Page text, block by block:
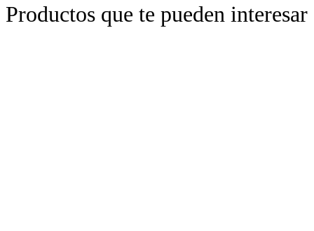
Productos que te pueden interesar